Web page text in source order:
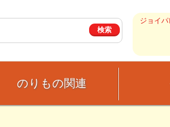
ジョイパ
のりもの関連